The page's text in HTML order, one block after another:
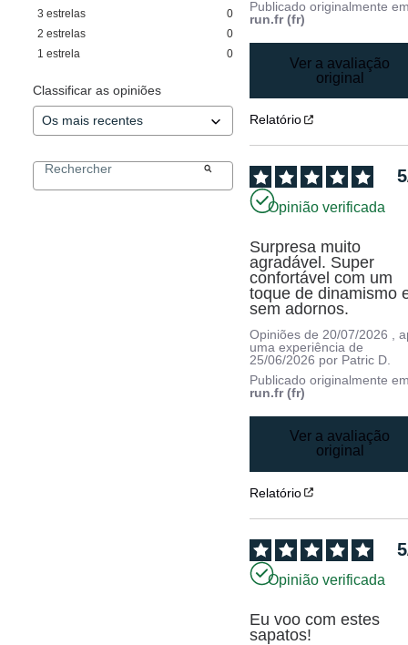
3 estrelas
0
2 estrelas
0
1 estrela 0
Classificar as opiniões
Publicado originalmente
run.fr (fr)
Ver a avaliação
original
Relatório
5
Opinião verificada
Surpresa muito
agradável. Super
confortável com um
toque de dinamismo
sem adornos.
Opiniões de 20/07/2026
,
uma experiência de
25/06/2026 por Patric D.
Publicado originalmente
run.fr (fr)
Ver a avaliação
original
Relatório
5
Opinião verificada
Eu voo com estes
sapatos!